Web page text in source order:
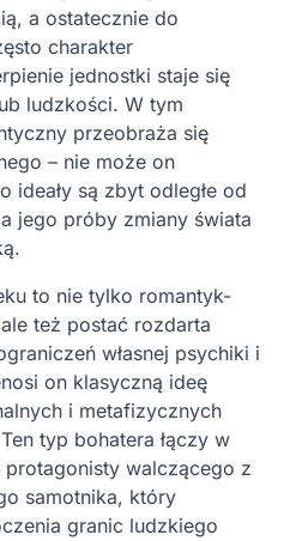
a ostatecznie do
charakter
jednostki staje się
ludzkości. W tym
przeobraża się
– nie może on
ideały są zbyt odległe od
jego próby zmiany świata
to nie tylko romantyk-
też postać rozdarta
własnej psychiki i
on klasyczną ideę
i metafizycznych
typ bohatera łączy w
walczącego z
samotnika, który
granic ludzkiego